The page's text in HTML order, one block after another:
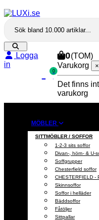
Logga
in
0
0(TOM)
Varukorg
×
Det finns
varukorg
MÖBLER
SITTMÖBLER / SOFFOR
1-2-3 sits soffor
Divan-, hörn- & U-
Soffgrupper
Chesterfield soffor
CHESTERFIELD -
Skinnsoffor
Soffor i helläder
Bäddsoffor
Fåtöljer
Sittpallar